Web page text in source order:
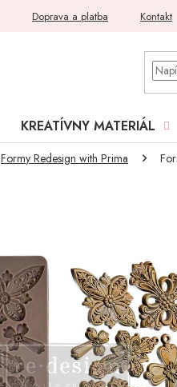
Doprava a platba Kontakt
KREATÍVNY MATERIÁL
Formy Redesign with Prima